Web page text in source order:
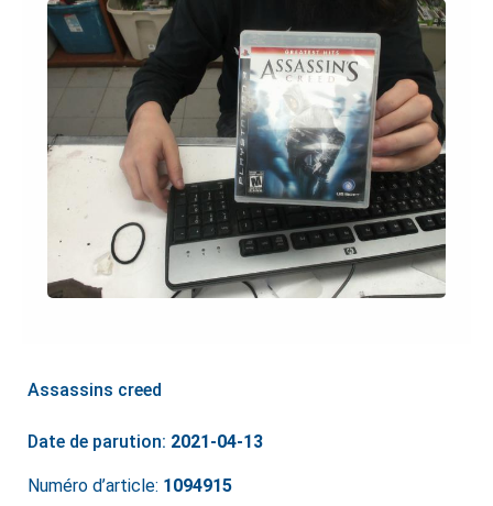
Assassins creed
Date de parution: 2021-04-13
Numéro d’article: 1094915